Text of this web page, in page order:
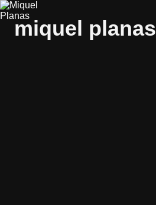
miquel planas